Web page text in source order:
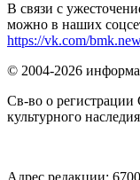
В связи с
можно в наших
https://vk.com/
© 2004-2026
Св-во о
культурного наследия
Адрес редакции: